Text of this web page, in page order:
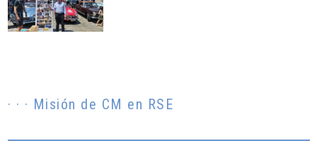
· · · Misión de CM en RSE